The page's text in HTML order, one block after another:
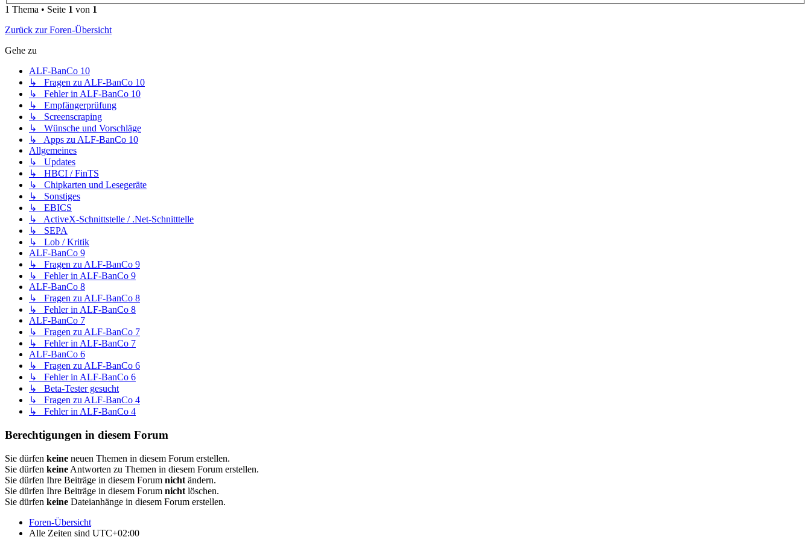
1 Thema • Seite 1 von 1
Zurück zur Foren-Übersicht
Gehe zu
ALF-BanCo 10
↳ Fragen zu ALF-BanCo 10
↳ Fehler in ALF-BanCo 10
↳ Empfängerprüfung
↳ Screenscraping
↳ Wünsche und Vorschläge
↳ Apps zu ALF-BanCo 10
Allgemeines
↳ Updates
↳ HBCI / FinTS
↳ Chipkarten und Lesegeräte
↳ Sonstiges
↳ EBICS
↳ ActiveX-Schnittstelle / .Net-Schnitttelle
↳ SEPA
↳ Lob / Kritik
ALF-BanCo 9
↳ Fragen zu ALF-BanCo 9
↳ Fehler in ALF-BanCo 9
ALF-BanCo 8
↳ Fragen zu ALF-BanCo 8
↳ Fehler in ALF-BanCo 8
ALF-BanCo 7
↳ Fragen zu ALF-BanCo 7
↳ Fehler in ALF-BanCo 7
ALF-BanCo 6
↳ Fragen zu ALF-BanCo 6
↳ Fehler in ALF-BanCo 6
↳ Beta-Tester gesucht
↳ Fragen zu ALF-BanCo 4
↳ Fehler in ALF-BanCo 4
Berechtigungen in diesem Forum
Sie dürfen keine neuen Themen in diesem Forum erstellen.
Sie dürfen keine Antworten zu Themen in diesem Forum erstellen.
Sie dürfen Ihre Beiträge in diesem Forum nicht ändern.
Sie dürfen Ihre Beiträge in diesem Forum nicht löschen.
Sie dürfen keine Dateianhänge in diesem Forum erstellen.
Foren-Übersicht
Alle Zeiten sind UTC+02:00